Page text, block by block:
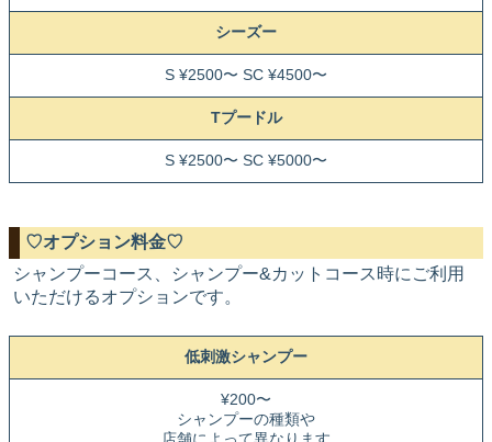
シーズー
S ¥2500〜 SC ¥4500〜
Tプードル
S ¥2500〜 SC ¥5000〜
♡オプション料金♡
シャンプーコース、シャンプー&カットコース時にご利用
いただけるオプションです。
低刺激シャンプー
¥200〜
シャンプーの種類や